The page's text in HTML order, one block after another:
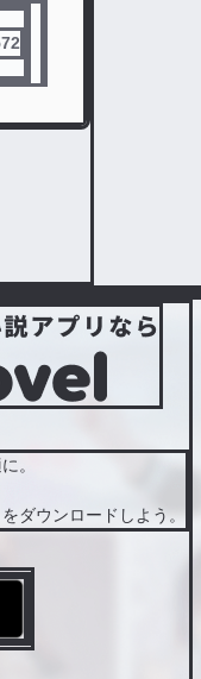
。
ダウンロードしよう。